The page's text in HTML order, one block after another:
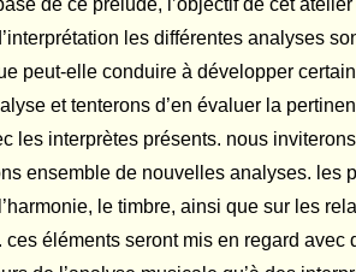
de ce prélude, l’objectif de cet
les différentes analyses
peut-elle conduire à développer
et tenterons d’en évaluer la
les interprètes présents. nous
ensemble de nouvelles analyses. les
le timbre, ainsi que sur les
éléments seront mis en regard avec